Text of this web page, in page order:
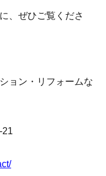
、ぜひご覧くださ
ョン・リフォームな
21